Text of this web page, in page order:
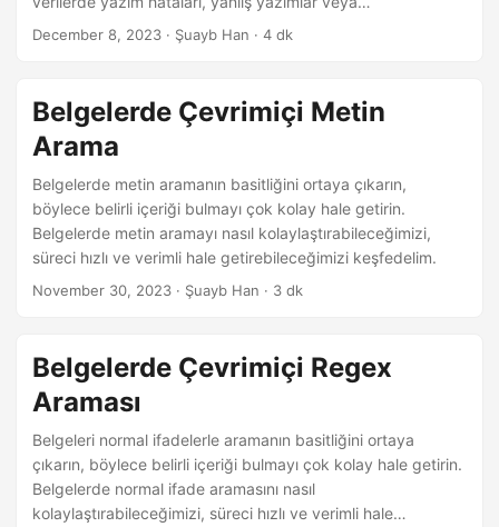
varyasyonların olduğu senaryolarda kullanışlıdır.
December 8, 2023 · Şuayb Han · 4 dk
Belgelerde Çevrimiçi Metin
Arama
Belgelerde metin aramanın basitliğini ortaya çıkarın,
böylece belirli içeriği bulmayı çok kolay hale getirin.
Belgelerde metin aramayı nasıl kolaylaştırabileceğimizi,
süreci hızlı ve verimli hale getirebileceğimizi keşfedelim.
November 30, 2023 · Şuayb Han · 3 dk
Belgelerde Çevrimiçi Regex
Araması
Belgeleri normal ifadelerle aramanın basitliğini ortaya
çıkarın, böylece belirli içeriği bulmayı çok kolay hale getirin.
Belgelerde normal ifade aramasını nasıl
kolaylaştırabileceğimizi, süreci hızlı ve verimli hale